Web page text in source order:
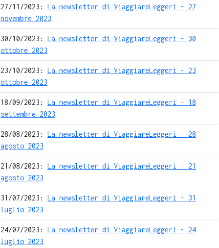
27/11/2023: La newsletter di ViaggiareLeggeri - 27
novembre 2023
30/10/2023: La newsletter di ViaggiareLeggeri - 30
ottobre 2023
23/10/2023: La newsletter di ViaggiareLeggeri - 23
ottobre 2023
18/09/2023: La newsletter di ViaggiareLeggeri - 18
settembre 2023
28/08/2023: La newsletter di ViaggiareLeggeri - 28
agosto 2023
21/08/2023: La newsletter di ViaggiareLeggeri - 21
agosto 2023
31/07/2023: La newsletter di ViaggiareLeggeri - 31
luglio 2023
24/07/2023: La newsletter di ViaggiareLeggeri - 24
luglio 2023